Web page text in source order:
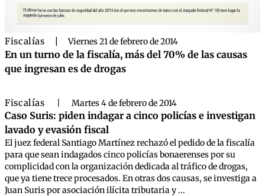
Fiscalías Viernes 21 de febrero de 2014
En un turno de la fiscalía, más del 70% de las causas
que ingresan es de drogas
Fiscalías Martes 4 de febrero de 2014
Caso Suris: piden indagar a cinco policías e investigan
lavado y evasión fiscal
El juez federal Santiago Martínez rechazó el pedido de la fiscalía
para que sean indagados cinco policías bonaerenses por su
complicidad con la organización dedicada al tráfico de drogas,
que ya tiene trece procesados. En otras dos causas, se investiga a
Juan Suris por asociación ilícita tributaria y ...